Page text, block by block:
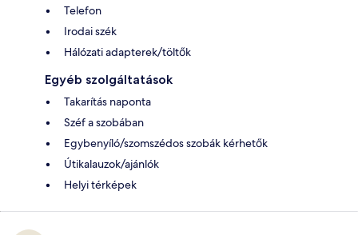
Telefon
Irodai szék
Hálózati adapterek/töltők
Egyéb szolgáltatások
Takarítás naponta
Széf a szobában
Egybenyíló/szomszédos szobák kérhetők
Útikalauzok/ajánlók
Helyi térképek